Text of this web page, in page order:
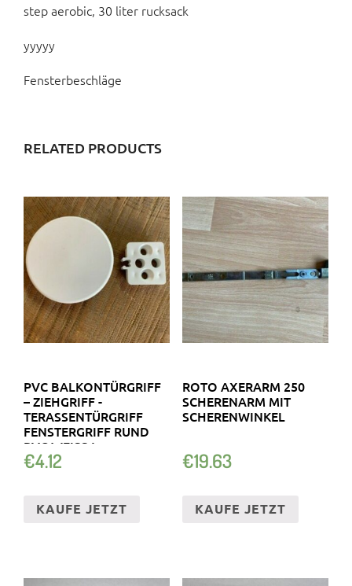
step aerobic, 30 liter rucksack
yyyyy
Fensterbeschläge
RELATED PRODUCTS
PVC BALKONTÜRGRIFF
– ZIEHGRIFF -
TERASSENTÜRGRIFF
FENSTERGRIFF RUND
PVC WEISS !
€4.12
KAUFE JETZT
ROTO AXERARM 250
SCHERENARM MIT
SCHERENWINKEL
€19.63
KAUFE JETZT